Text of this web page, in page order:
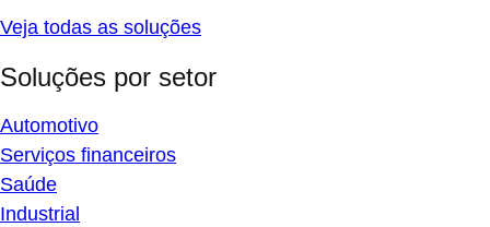
Veja todas as soluções
Soluções por setor
Automotivo
Serviços financeiros
Saúde
Industrial